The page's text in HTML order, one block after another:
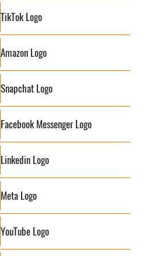
TikTok Logo
Amazon Logo
Snapchat Logo
Facebook Messenger Logo
Linkedin Logo
Meta Logo
YouTube Logo